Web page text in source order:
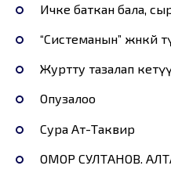
Ичке баткан бала,
“Системанын” жөнөкөй
Журтту тазалап
Опузалоо
Сура Ат-Таквир
ОМОР СУЛТАНОВ.